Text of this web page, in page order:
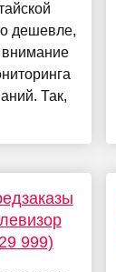
дешевле,
внимание
Так,
999)